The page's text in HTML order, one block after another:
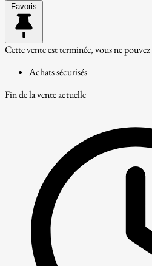
Favoris
Cette vente est terminée, vous ne
Achats sécurisés
Fin de la vente actuelle